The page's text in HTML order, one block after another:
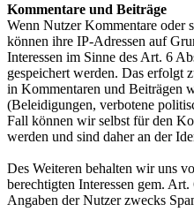
Kommentare und Beiträge
Wenn Nutzer Kommentare oder
können ihre IP-Adressen auf
Interessen im Sinne des Art. 6
gespeichert werden. Das erfolgt
in Kommentaren und Beiträgen
(Beleidigungen, verbotene
Fall können wir selbst für den
werden und sind daher an der
Des Weiteren behalten wir uns
berechtigten Interessen gem.
Angaben der Nutzer zwecks